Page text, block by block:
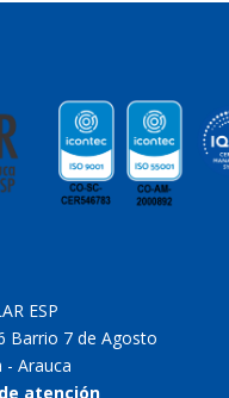
ESP
Barrio 7 de Agosto
- Arauca
atención